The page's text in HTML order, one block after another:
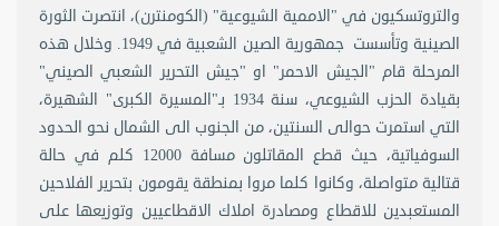
والتروتسكيون في "الاممية الشيوعية" (الكومنترن)، انتصرت الثورة
الصينية وتأسست جمهورية الصين الشعبية في 1949. وخلال هذه
المرحلة قام "الجيش الاحمر" او "جيش التحرير الشعبي الصيني"
بقيادة الحزب الشيوعي، سنة 1934 بـ"المسيرة الكبرى" الشهيرة،
التي استمرت حوالى السنتين، من الجنوب الى الشمال نحو الحدود
السوفياتية، حيث قطع المقاتلون مسافة 12000 كلم في حالة
قتالية متواصلة، وكانوا كلما مروا بمنطقة يقومون بتحرير الفلاحين
المستعبدين للاقطاع ومصادرة املاك الاقطاعيين وتوزيعها على